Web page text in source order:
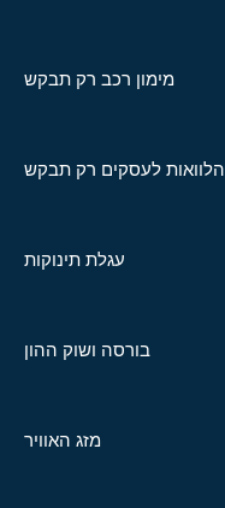
מימון רכב רק תבקש
הלוואות לעסקים רק תבקש
עגלת תינוקות
בורסה ושוק ההון
מזג האוויר